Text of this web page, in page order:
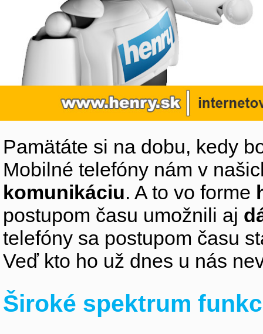
Pamätáte si na dobu, kedy
Mobilné telefóny nám v
komunikáciu. A to vo forme
postupom času umožnili aj
telefóny sa postupom času
Veď kto ho už dnes u nás
Široké spektrum